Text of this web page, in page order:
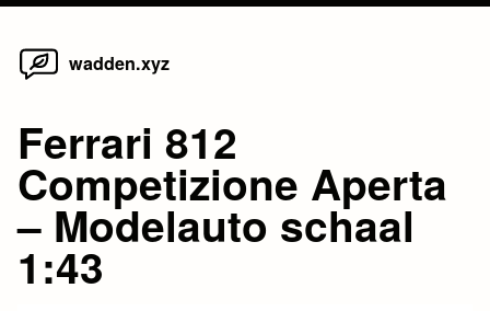
Skip
wadden.xyz
Ferrari 812
Competizione Aperta
– Modelauto schaal
1:43